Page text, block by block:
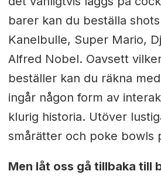
barer kan du beställa
Kanelbulle, Super Mario,
Alfred Nobel. Oavsett
beställer kan du räkna
ingår någon form av
klurig historia. Utöver
smårätter och poke bowls
Men låt oss gå tillbaka till